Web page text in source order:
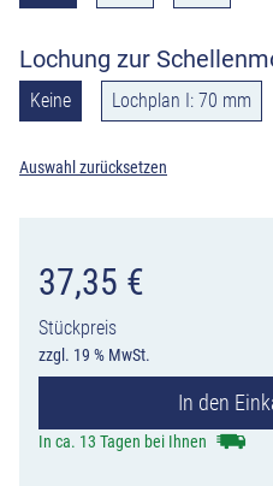
Lochung zur
Keine Lochplan I: 70 mm
Auswahl zurücksetzen
37,35 €
Stückpreis
zzgl. 19 % MwSt.
In den
In ca. 13 Tagen bei Ihnen